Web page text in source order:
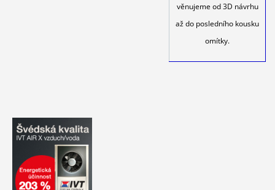
věnujeme od 3D návrhu
až do posledního kousku
omítky.